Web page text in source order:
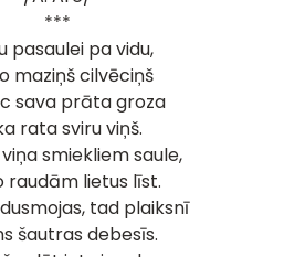
***
pasaulei pa vidu,
maziņš cilvēciņš
sava prāta groza
rata sviru viņš.
smiekliem saule,
raudām lietus līst.
tad plaiksnī
šautras debesīs.